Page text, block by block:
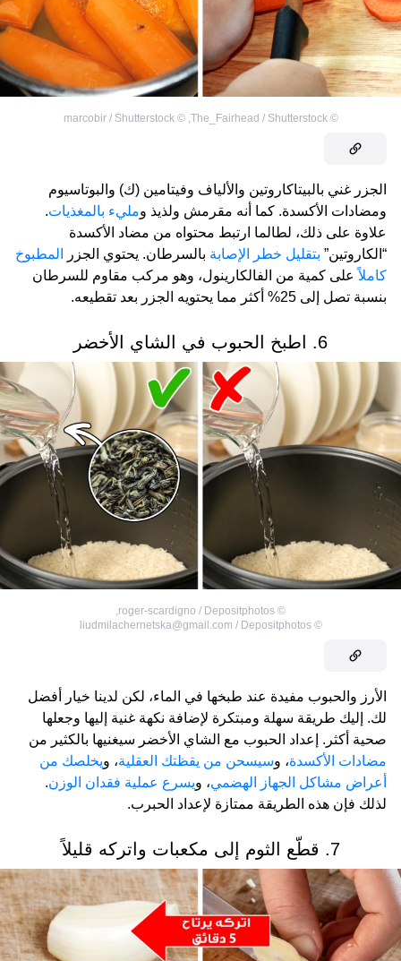
©
The_Fairhead / Shutterstock
,
©
marcobir / Shutterstock
الجزر غني بالبيتاكاروتين والألياف وفيتامين (ك) والبوتاسيوم
ومضادات الأكسدة. كما أنه مقرمش ولذيذ ومليء بالمغذيات.
علاوة على ذلك، لطالما ارتبط محتواه من مضاد الأكسدة
“الكاروتين” بتقليل خطر الإصابة بالسرطان. يحتوي الجزر
المطبوخ
كاملاً على كمية من الفالكارينول، وهو مركب مقاوم للسرطان
بنسبة تصل إلى 25% أكثر مما يحتويه الجزر بعد تقطيعه.
6. اطبخ الحبوب في الشاي الأخضر
©
roger-scardigno / Depositphotos
,
©
liudmilachernetska@gmail.com / Depositphotos
الأرز والحبوب مفيدة عند طبخها في الماء، لكن لدينا خيار أفضل
لك. إليك طريقة سهلة ومبتكرة لإضافة نكهة غنية إليها وجعلها
صحية أكثر. إعداد الحبوب مع الشاي الأخضر سيغنيها بالكثير من
مضادات الأكسدة، وسيسحن من يقظتك العقلية، ويخلصك من
أعراض مشاكل الجهاز الهضمي، ويسرع عملية فقدان الوزن.
لذلك فإن هذه الطريقة ممتازة لإعداد الحبرب.
7. قطّع الثوم إلى مكعبات واتركه قليلاً